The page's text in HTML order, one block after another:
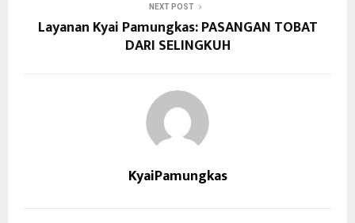
NEXT POST
Layanan Kyai Pamungkas: PASANGAN TOBAT
DARI SELINGKUH
KyaiPamungkas